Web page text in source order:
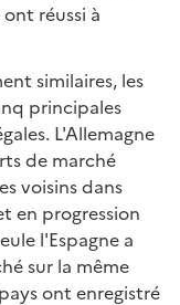
réussi à
similaires, les
principales
L'Allemagne
de marché
voisins dans
en progression
l'Espagne a
sur la même
ont enregistré